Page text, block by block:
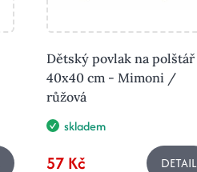
Dětský povlak na polštář
40x40 cm - Mimoni /
růžová
skladem
57 Kč DETAIL